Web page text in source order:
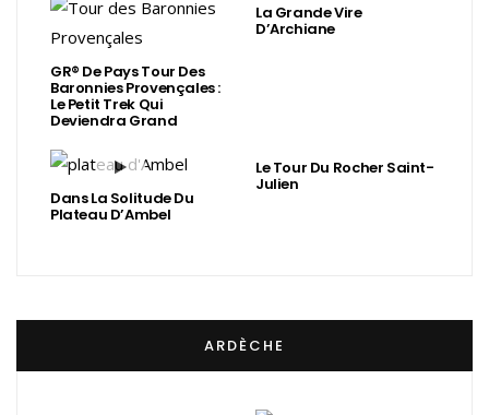
GR® De Pays Tour Des
Baronnies Provençales :
Le Petit Trek Qui
Deviendra Grand
La Grande Vire
D’Archiane
Dans La Solitude Du
Plateau D’Ambel
Le Tour Du Rocher Saint-
Julien
ARDÈCHE